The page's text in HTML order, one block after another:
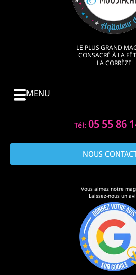
LE PLUS GRAND
CONSACRÉ À LA
LA CORRÈZE
MENU
Tél: 05 55 86
NOUS
Vous aimez notre
Laissez-nous un